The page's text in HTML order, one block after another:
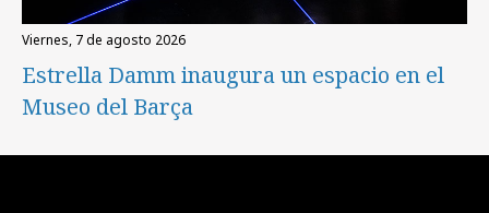
viernes, 7 de agosto 2026
Estrella Damm inaugura un espacio en el
Museo del Barça